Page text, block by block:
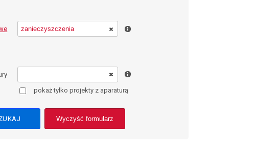
pokaż tylko projekty z aparaturą
Wyczyść formularz